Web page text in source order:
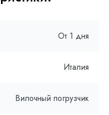
От 1 дня
Италия
Вилочный погрузчик